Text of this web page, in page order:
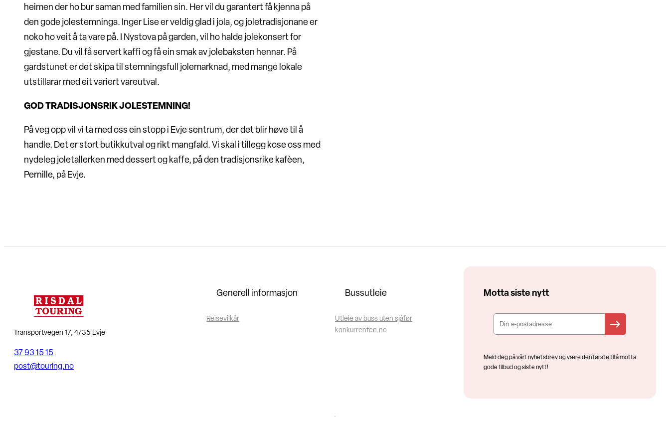
heimen der ho bur saman med familien sin. Her vil du garantert få kjenna på
den gode jolestemninga. Inger Lise er veldig glad i jola, og joletradisjonane er
noko ho veit å ta vare på. I Nystova på garden, vil ho halde jolekonsert for
gjestane. Du vil få servert kaffi og få ein smak av jolebaksten hennar. På
gardstunet er det skipa til stemningsfull jolemarknad, med mange lokale
utstillarar med eit variert vareutval.
GOD TRADISJONSRIK JOLESTEMNING!
På veg opp vil vi ta med oss ein stopp i Evje sentrum, der det blir høve til å
handle. Det er stort butikkutval og rikt mangfald. Vi skal i tillegg kose oss med
nydeleg joletallerken med dessert og kaffe, på den tradisjonsrike kafèen,
Pernille, på Evje.
Transportvegen 17, 4735 Evje
37 93 15 15
post@touring.no
Generell informasjon
Reisevilkår
Bussutleie
Utleie av buss uten sjåfør
konkurrenten.no
Motta siste nytt
Meld deg på vårt nyhetsbrev og være den første til å motta
gode tilbud og siste nytt!